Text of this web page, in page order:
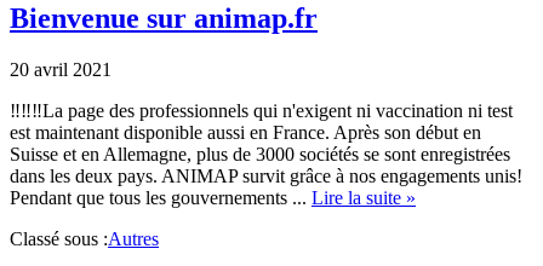
Bienvenue sur animap.fr
20 avril 2021
‼️‼️‼️La page des professionnels qui n'exigent ni vaccination ni test
est maintenant disponible aussi en France. Après son début en
Suisse et en Allemagne, plus de 3000 sociétés se sont enregistrées
dans les deux pays. ANIMAP survit grâce à nos engagements unis!
Pendant que tous les gouvernements ... Lire la suite »
Classé sous :Autres